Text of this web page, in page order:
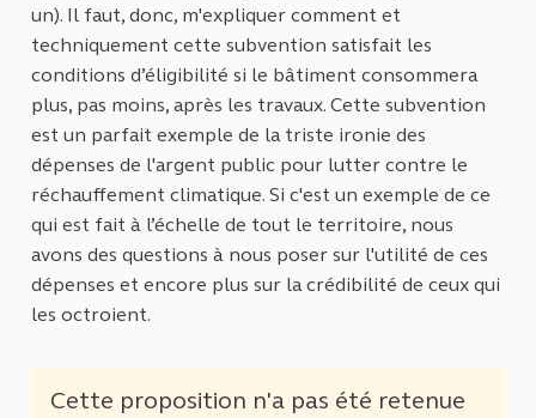
un). Il faut, donc, m'expliquer comment et
techniquement cette subvention satisfait les
conditions d’éligibilité si le bâtiment consommera
plus, pas moins, après les travaux. Cette subvention
est un parfait exemple de la triste ironie des
dépenses de l'argent public pour lutter contre le
réchauffement climatique. Si c'est un exemple de ce
qui est fait à l’échelle de tout le territoire, nous
avons des questions à nous poser sur l'utilité de ces
dépenses et encore plus sur la crédibilité de ceux qui
les octroient.
Cette proposition n'a pas été retenue